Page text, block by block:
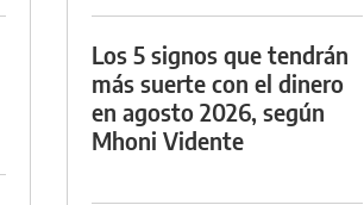
Los 5 signos que tendrán
más suerte con el dinero
en agosto 2026, según
Mhoni Vidente